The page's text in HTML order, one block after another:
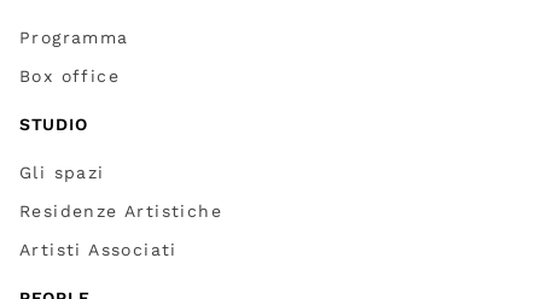
Programma
Box office
STUDIO
Gli spazi
Residenze Artistiche
Artisti Associati